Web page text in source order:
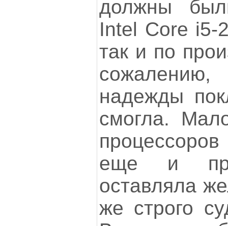
должны
Intel Core i5-
так и по
надежды
смогла.
еще и
оставляла
же строго